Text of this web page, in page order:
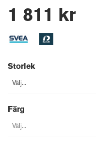
1 811 kr
Storlek
Färg